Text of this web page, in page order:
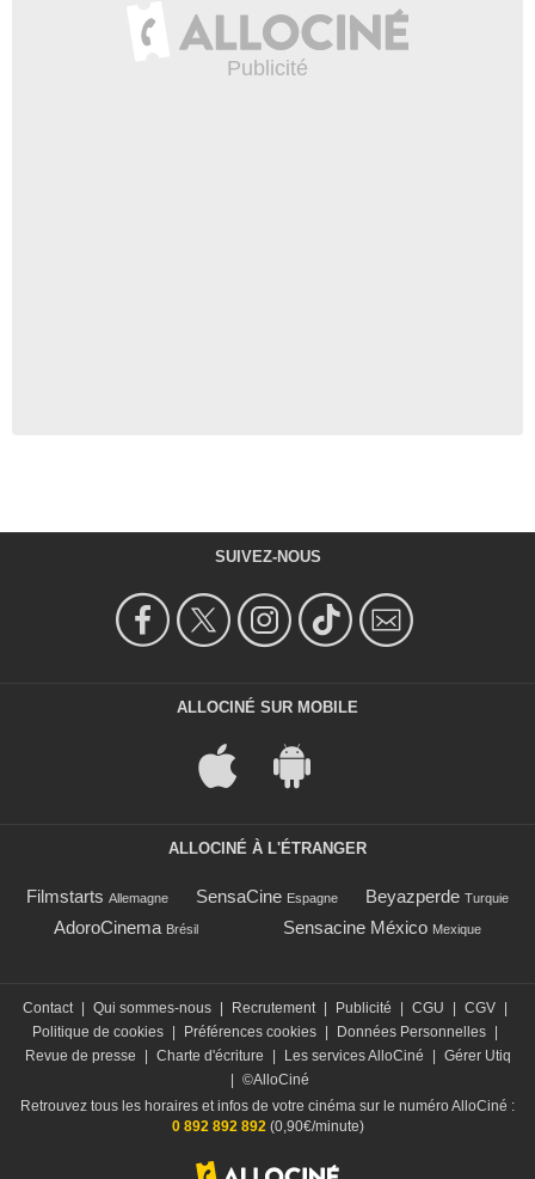
SUIVEZ-NOUS
ALLOCINÉ SUR MOBILE
ALLOCINÉ À L'ÉTRANGER
Filmstarts Allemagne SensaCine Espagne Beyazperde Turquie
AdoroCinema Brésil Sensacine México Mexique
Contact Qui sommes-nous Recrutement Publicité CGU CGV
Politique de cookies
Préférences cookies Données Personnelles
Revue de presse
Charte d'écriture Les services AlloCiné
Gérer Utiq
©AlloCiné
Retrouvez tous les horaires et infos de votre cinéma sur le numéro AlloCiné :
0 892 892 892(0,90€/minute)